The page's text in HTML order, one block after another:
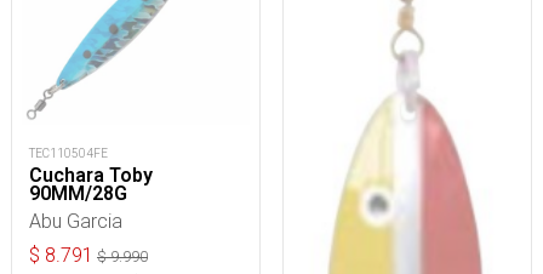
TEC110504FE
Cuchara Toby
90MM/28G
Abu Garcia
$ 8.791 $9.990